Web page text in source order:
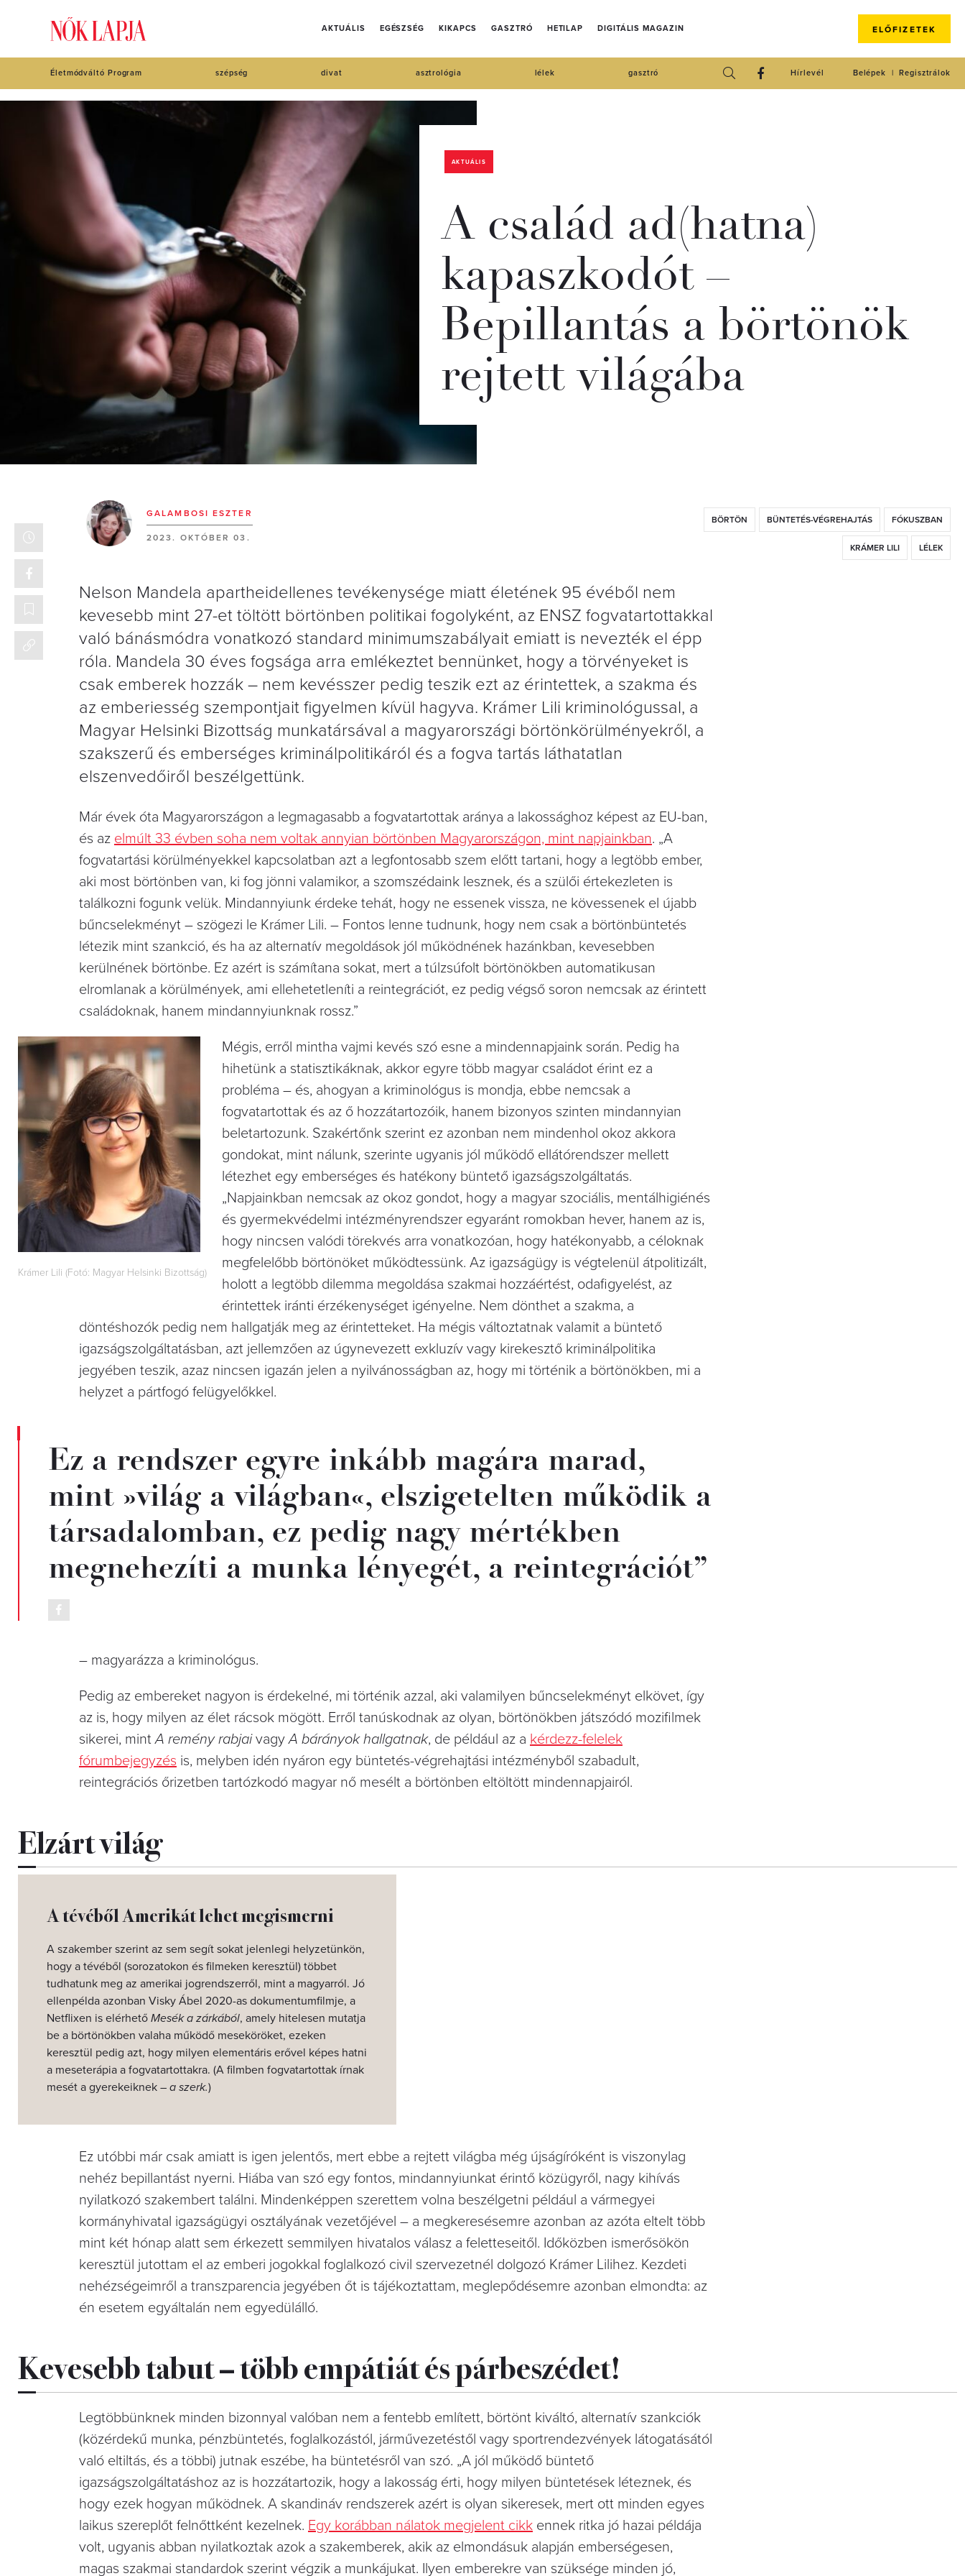
AKTUÁLIS EGÉSZSÉG KIKAPCS GASZTRÓ HETILAP DIGITÁLIS MAGAZIN ELŐFIZETEK
Életmódváltó Program szépség divat asztrológia lélek gasztró Regisztrálok
Belépek
Hírlevél
AKTUÁLIS
A család ad(hatna)
kapaszkodót –
Bepillantás a börtönök
rejtett világába
GALAMBOSI ESZTER
2023. OKTÓBER 03.
BÖRTÖN BÜNTETÉS-VÉGREHAJTÁS FÓKUSZBAN
KRÁMER LILI LÉLEK
Nelson Mandela apartheidellenes tevékenysége miatt életének 95 évéből nem
kevesebb mint 27-et töltött börtönben politikai fogolyként, az ENSZ fogvatartottakkal
való bánásmódra vonatkozó standard minimumszabályait emiatt is nevezték el épp
róla. Mandela 30 éves fogsága arra emlékeztet bennünket, hogy a törvényeket is
csak emberek hozzák – nem kevésszer pedig teszik ezt az érintettek, a szakma és
az emberiesség szempontjait figyelmen kívül hagyva. Krámer Lili kriminológussal, a
Magyar Helsinki Bizottság munkatársával a magyarországi börtönkörülményekről, a
szakszerű és emberséges kriminálpolitikáról és a fogva tartás láthatatlan
elszenvedőiről beszélgettünk.
Már évek óta Magyarországon a legmagasabb a fogvatartottak aránya a lakossághoz képest az EU-ban,
és az elmúlt 33 évben soha nem voltak annyian börtönben Magyarországon, mint napjainkban. „A
fogvatartási körülményekkel kapcsolatban azt a legfontosabb szem előtt tartani, hogy a legtöbb ember,
aki most börtönben van, ki fog jönni valamikor, a szomszédaink lesznek, és a szülői értekezleten is
találkozni fogunk velük. Mindannyiunk érdeke tehát, hogy ne essenek vissza, ne kövessenek el újabb
bűncselekményt – szögezi le Krámer Lili. – Fontos lenne tudnunk, hogy nem csak a börtönbüntetés
létezik mint szankció, és ha az alternatív megoldások jól működnének hazánkban, kevesebben
kerülnének börtönbe. Ez azért is számítana sokat, mert a túlzsúfolt börtönökben automatikusan
elromlanak a körülmények, ami ellehetetleníti a reintegrációt, ez pedig végső soron nemcsak az érintett
családoknak, hanem mindannyiunknak rossz.”
Krámer Lili (Fotó: Magyar Helsinki Bizottság)
Mégis, erről mintha vajmi kevés szó esne a mindennapjaink során. Pedig ha
hihetünk a statisztikáknak, akkor egyre több magyar családot érint ez a
probléma – és, ahogyan a kriminológus is mondja, ebbe nemcsak a
fogvatartottak és az ő hozzátartozóik, hanem bizonyos szinten mindannyian
beletartozunk. Szakértőnk szerint ez azonban nem mindenhol okoz akkora
gondokat, mint nálunk, szerinte ugyanis jól működő ellátórendszer mellett
létezhet egy emberséges és hatékony büntető igazságszolgáltatás.
„Napjainkban nemcsak az okoz gondot, hogy a magyar szociális, mentálhigiénés
és gyermekvédelmi intézményrendszer egyaránt romokban hever, hanem az is,
hogy nincsen valódi törekvés arra vonatkozóan, hogy hatékonyabb, a céloknak
megfelelőbb börtönöket működtessünk. Az igazságügy is végtelenül átpolitizált,
holott a legtöbb dilemma megoldása szakmai hozzáértést, odafigyelést, az
érintettek iránti érzékenységet igényelne. Nem dönthet a szakma, a
döntéshozók pedig nem hallgatják meg az érintetteket. Ha mégis változtatnak valamit a büntető
igazságszolgáltatásban, azt jellemzően az úgynevezett exkluzív vagy kirekesztő kriminálpolitika
jegyében teszik, azaz nincsen igazán jelen a nyilvánosságban az, hogy mi történik a börtönökben, mi a
helyzet a pártfogó felügyelőkkel.
Ez a rendszer egyre inkább magára marad,
mint »világ a világban«, elszigetelten működik a
társadalomban, ez pedig nagy mértékben
megnehezíti a munka lényegét, a reintegrációt”
– magyarázza a kriminológus.
Pedig az embereket nagyon is érdekelné, mi történik azzal, aki valamilyen bűncselekményt elkövet, így
az is, hogy milyen az élet rácsok mögött. Erről tanúskodnak az olyan, börtönökben játszódó mozifilmek
sikerei, mintA remény rabjaivagyA bárányok hallgatnak, de például az a kérdezz-felelek
fórumbejegyzés is, melyben idén nyáron egy büntetés-végrehajtási intézményből szabadult,
reintegrációs őrizetben tartózkodó magyar nő mesélt a börtönben eltöltött mindennapjairól.
Elzárt világ
A tévéből Amerikát lehet megismerni
A szakember szerint az sem segít sokat jelenlegi helyzetünkön,
hogy a tévéből (sorozatokon és filmeken keresztül) többet
tudhatunk meg az amerikai jogrendszerről, mint a magyarról. Jó
ellenpélda azonban Visky Ábel 2020-as dokumentumfilmje, a
Netflixen is elérhető Mesék a zárkából, amely hitelesen mutatja
be a börtönökben valaha működő meseköröket, ezeken
keresztül pedig azt, hogy milyen elementáris erővel képes hatni
a meseterápia a fogvatartottakra. (A filmben fogvatartottak írnak
mesét a gyerekeiknek – a szerk.)
Ez utóbbi már csak amiatt is igen jelentős, mert ebbe a rejtett világba még újságíróként is viszonylag
nehéz bepillantást nyerni. Hiába van szó egy fontos, mindannyiunkat érintő közügyről, nagy kihívás
nyilatkozó szakembert találni. Mindenképpen szerettem volna beszélgetni például a vármegyei
kormányhivatal igazságügyi osztályának vezetőjével – a megkeresésemre azonban az azóta eltelt több
mint két hónap alatt sem érkezett semmilyen hivatalos válasz a feletteseitől. Időközben ismerősökön
keresztül jutottam el az emberi jogokkal foglalkozó civil szervezetnél dolgozó Krámer Lilihez. Kezdeti
nehézségeimről a transzparencia jegyében őt is tájékoztattam, meglepődésemre azonban elmondta: az
én esetem egyáltalán nem egyedülálló.
Kevesebb tabut – több empátiát és párbeszédet!
Legtöbbünknek minden bizonnyal valóban nem a fentebb említett, börtönt kiváltó, alternatív szankciók
(közérdekű munka, pénzbüntetés, foglalkozástól, járművezetéstől vagy sportrendezvények látogatásától
való eltiltás, és a többi) jutnak eszébe, ha büntetésről van szó. „A jól működő büntető
igazságszolgáltatáshoz az is hozzátartozik, hogy a lakosság érti, hogy milyen büntetések léteznek, és
hogy ezek hogyan működnek. A skandináv rendszerek azért is olyan sikeresek, mert ott minden egyes
laikus szereplőt felnőttként kezelnek. Egy korábban nálatok megjelent cikk ennek ritka jó hazai példája
volt, ugyanis abban nyilatkoztak azok a szakemberek, akik az elmondásuk alapján emberségesen,
magas szakmai standardok szerint végzik a munkájukat. Ilyen emberekre van szüksége minden jó,